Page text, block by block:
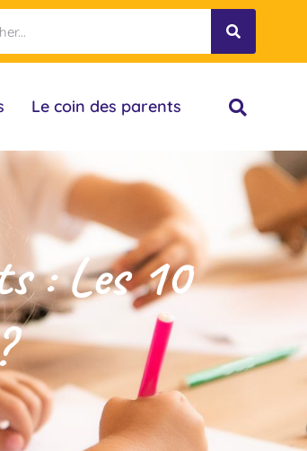
Le coin des parents
: Les 10